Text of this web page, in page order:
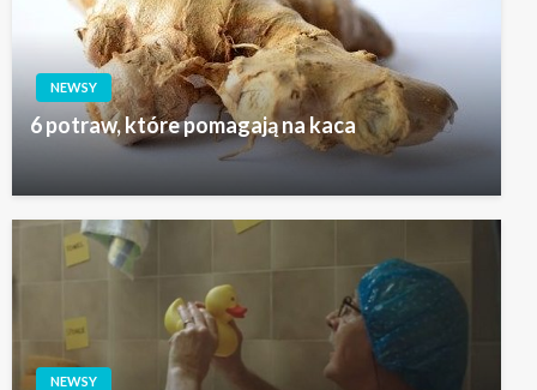
NEWSY
6 potraw, które pomagają na kaca
NEWSY